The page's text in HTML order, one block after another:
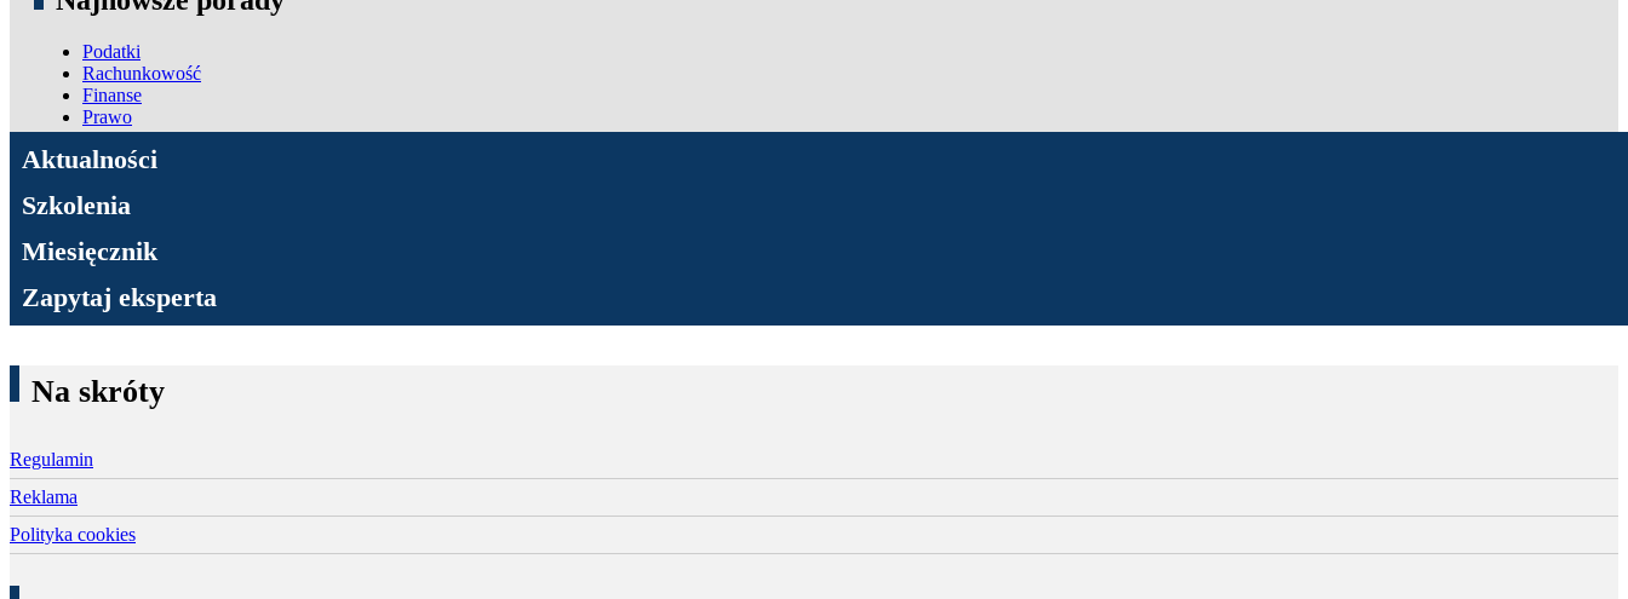
Podatki
Rachunkowość
Finanse
Prawo
ADN Podatki
Aktualności
Szkolenia
Miesięcznik
Zapytaj eksperta
Na skróty
Regulamin
Reklama
Polityka cookies